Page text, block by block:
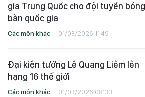
gia Trung Quốc cho đội tuyển bóng
bàn quốc gia
Các môn khác 01/08/2026 11:49
Đại kiện tướng Lê Quang Liêm lên
hạng 16 thế giới
Các môn khác 01/08/2026 08:33